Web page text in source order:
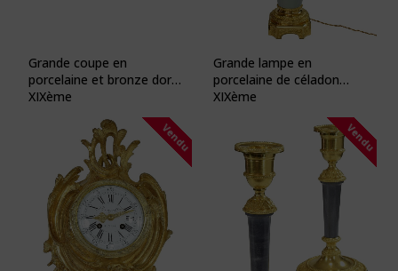
Grande coupe en
porcelaine et bronze doré
XIXème
Grande lampe en
porcelaine de céladon
XIXème
Vendu Vendu